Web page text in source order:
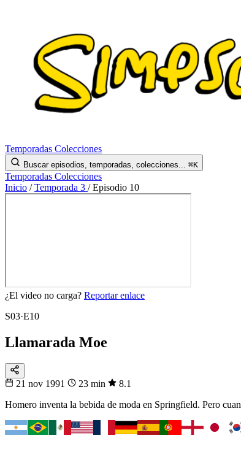
Temporadas Colecciones
Buscar episodios, temporadas, colecciones... ⌘K
Temporadas Colecciones
Inicio / Temporada 3 / Episodio 10
¿El video no carga? Reportar enlace
S03·E10
Llamarada Moe
21 nov 1991 23 min
8.1
Homero inventa la bebida de moda en Springfield. Pero